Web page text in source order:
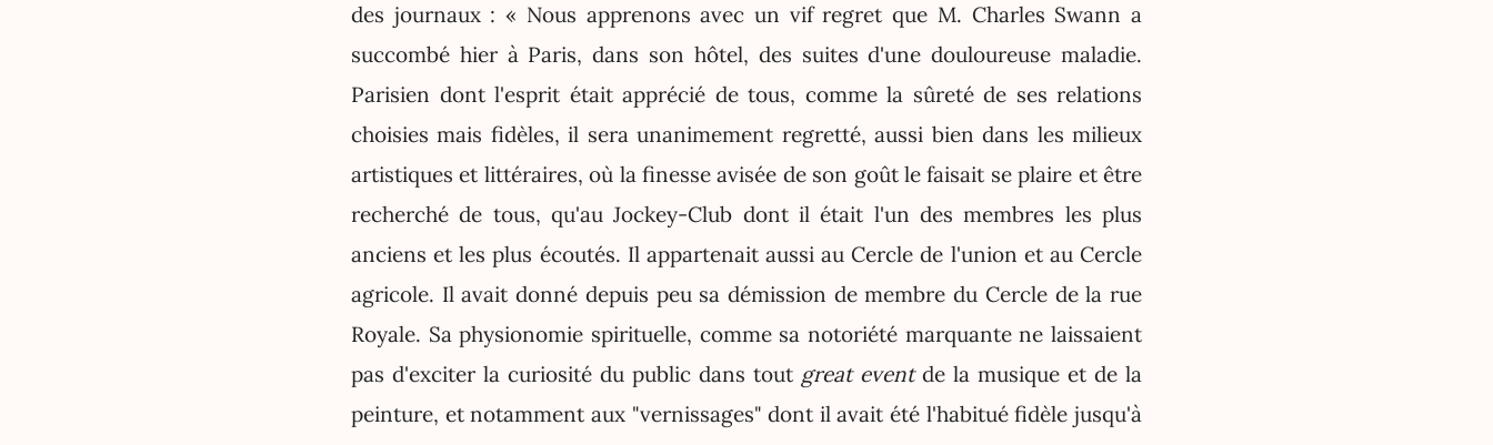
des journaux : « Nous apprenons avec un vif regret que M. Charles Swann a
succombé hier à Paris, dans son hôtel, des suites d'une douloureuse maladie.
Parisien dont l'esprit était apprécié de tous, comme la sûreté de ses relations
choisies mais fidèles, il sera unanimement regretté, aussi bien dans les milieux
artistiques et littéraires, où la finesse avisée de son goût le faisait se plaire et être
recherché de tous, qu'au Jockey-Club dont il était l'un des membres les plus
anciens et les plus écoutés. Il appartenait aussi au Cercle de l'union et au Cercle
agricole. Il avait donné depuis peu sa démission de membre du Cercle de la rue
Royale. Sa physionomie spirituelle, comme sa notoriété marquante ne laissaient
pas d'exciter la curiosité du public dans tout great eventde la musique et de la
peinture, et notamment aux "vernissages" dont il avait été l'habitué fidèle jusqu'à